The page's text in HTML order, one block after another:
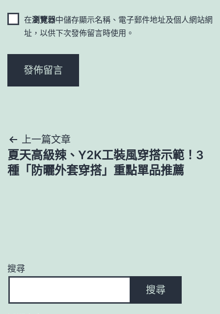
在瀏覽器中儲存顯示名稱、電子郵件地址及個人網站網
址，以供下次發佈留言時使用。
文
章
上一篇文章
夏天高級辣、Y2K工裝風穿搭示範！3
種「防曬外套穿搭」重點單品推薦
搜尋
搜尋